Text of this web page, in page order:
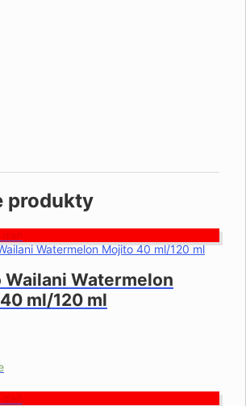
produkty
Wailani Watermelon
ml/120 ml